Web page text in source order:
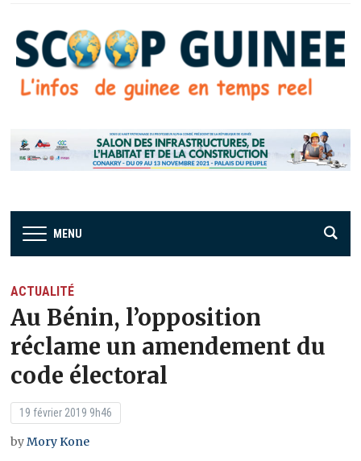
MENU
ACTUALITÉ
Au Bénin, l’opposition
réclame un amendement du
code électoral
19 février 2019 9h46
byMory Kone